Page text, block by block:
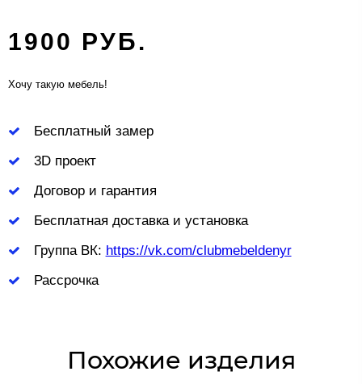
1900 РУБ.
Хочу такую мебель!
Бесплатный замер
3D проект
Договор и гарантия
Бесплатная доставка и установка
Группа ВК: https://vk.com/clubmebeldenyr
Рассрочка
Похожие изделия